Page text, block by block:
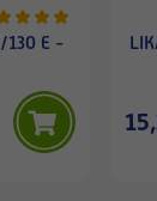
130 E -